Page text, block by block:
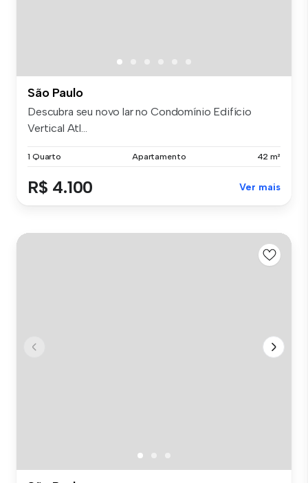
São Paulo
Descubra seu novo lar no Condomínio Edifício
Vertical Atl...
1 Quarto Apartamento 42 m²
R$ 4.100 Ver mais